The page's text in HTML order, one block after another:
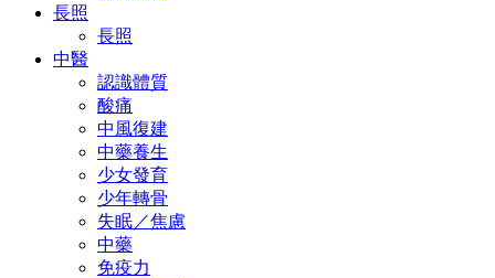
長照
長照
中醫
認識體質
酸痛
中風復建
中藥養生
少女發育
少年轉骨
失眠／焦慮
中藥
免疫力